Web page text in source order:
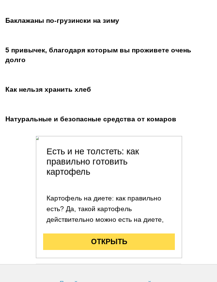
Баклажаны по-грузински на зиму
5 привычек, благодаря которым вы проживете очень
долго
Как нельзя хранить хлеб
Натуральные и безопасные средства от комаров